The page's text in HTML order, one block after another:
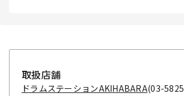
取扱店舗
ドラムステーションAKIHABARA(03-